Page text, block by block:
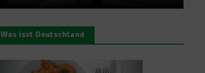
Was isst Deutschland